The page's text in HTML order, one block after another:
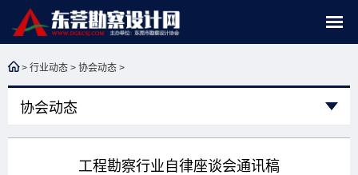
> 行业动态 > 协会动态 >
协会动态
工程勘察行业自律座谈会通讯稿